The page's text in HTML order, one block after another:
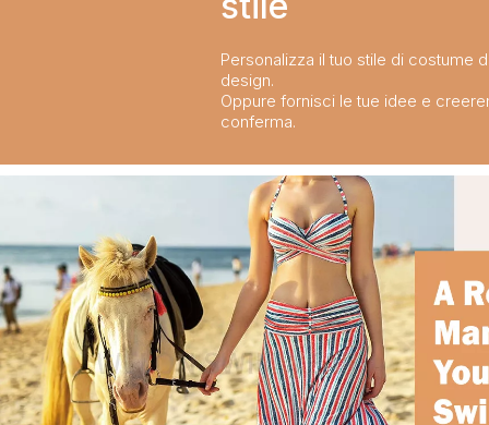
Fai un tuffo con i costumi da bagno per bambini più alla moda della stagione!
Personalizza il tuo stile di costume
design.
Oppure fornisci le tue idee e
conferma.